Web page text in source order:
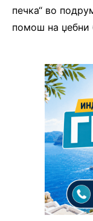
печка“ во
помош на џебни